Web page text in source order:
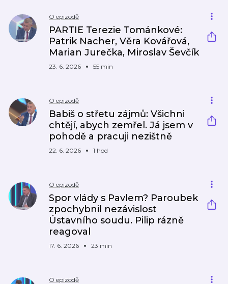
O epizodě
PARTIE Terezie Tománkové:
Patrik Nacher, Věra Kovářová,
Marian Jurečka, Miroslav Ševčík
23. 6. 2026 55 min
O epizodě
Babiš o střetu zájmů: Všichni
chtějí, abych zemřel. Já jsem v
pohodě a pracuji nezištně
22. 6. 2026 1 hod
O epizodě
Spor vlády s Pavlem? Paroubek
zpochybnil nezávislost
Ústavního soudu. Pilip rázně
reagoval
17. 6. 2026 23 min
O epizodě